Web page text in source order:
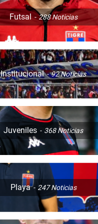
Futsal 288Noticias
Institucional 92Noticias
Juveniles 368Noticias
Playa 247Noticias